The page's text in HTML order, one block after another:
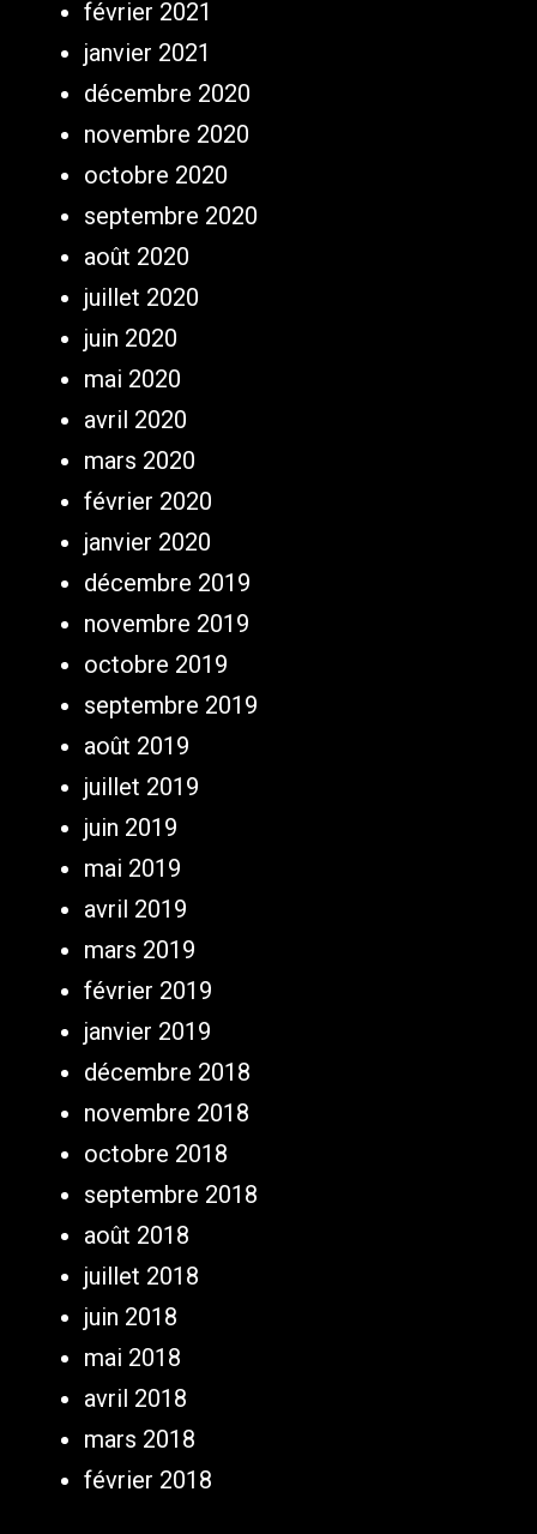
février 2021
janvier 2021
décembre 2020
novembre 2020
octobre 2020
septembre 2020
août 2020
juillet 2020
juin 2020
mai 2020
avril 2020
mars 2020
février 2020
janvier 2020
décembre 2019
novembre 2019
octobre 2019
septembre 2019
août 2019
juillet 2019
juin 2019
mai 2019
avril 2019
mars 2019
février 2019
janvier 2019
décembre 2018
novembre 2018
octobre 2018
septembre 2018
août 2018
juillet 2018
juin 2018
mai 2018
avril 2018
mars 2018
février 2018